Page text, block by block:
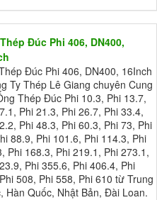
Đúc Phi 406, DN400,
Đúc Phi 406, DN400, 16Inch
Ty Thép Lê Giang chuyên Cung
Thép Đúc Phi 10.3, Phi 13.7,
Phi 21.3, Phi 26.7, Phi 33.4,
Phi 48.3, Phi 60.3, Phi 73, Phi
88.9, Phi 101.6, Phi 114.3, Phi
Phi 168.3, Phi 219.1, Phi 273.1,
Phi 355.6, Phi 406.4, Phi
508, Phi 558, Phi 610 từ Trung
Hàn Quốc, Nhật Bản, Đài Loan.